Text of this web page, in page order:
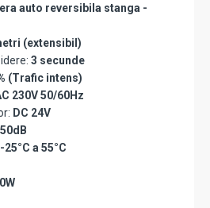
auto reversibila stanga -
(extensibil)
3 secunde
(Trafic intens)
230V 50/60Hz
DC 24V
-25°C a 55°C